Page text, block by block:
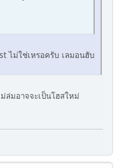
ไม่ใช่เหรอครับ เลมอนฮับ
ล่มอาจจะเป็นโฮสใหม่